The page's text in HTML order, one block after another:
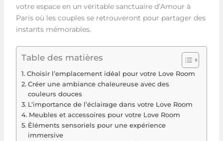
votre espace en un véritable sanctuaire d’Amour à
Paris où les couples se retrouveront pour partager des
instants mémorables.
Table des matières
Choisir l’emplacement idéal pour votre Love Room
Créer une ambiance chaleureuse avec des
couleurs douces
L’importance de l’éclairage dans votre Love Room
Meubles et accessoires pour votre Love Room
Éléments sensoriels pour une expérience
immersive